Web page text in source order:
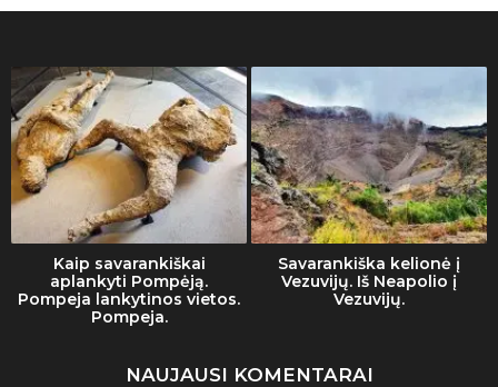
Kaip savarankiškai
aplankyti Pompėją.
Pompeja lankytinos vietos.
Pompeja.
Savarankiška kelionė į
Vezuvijų. Iš Neapolio į
Vezuvijų.
NAUJAUSI KOMENTARAI